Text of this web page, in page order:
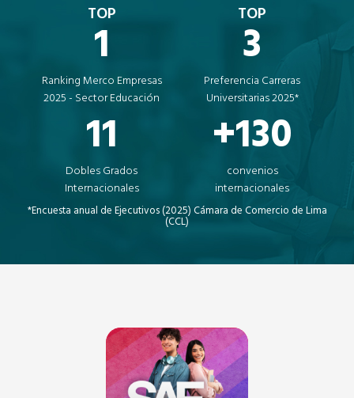
TOP
1
Ranking Merco Empresas
2025 - Sector Educación
TOP
3
Preferencia Carreras
Universitarias 2025*
11
Dobles Grados
Internacionales
+130
convenios
internacionales
*Encuesta anual de Ejecutivos (2025) Cámara de Comercio de Lima
(CCL)